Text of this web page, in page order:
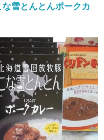
雪とんとんポークカ